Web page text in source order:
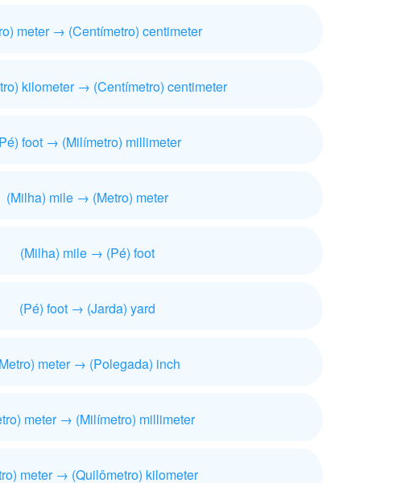
meter → (Centímetro) centimeter
kilometer → (Centímetro) centimeter
foot → (Milímetro) millimeter
(Milha) mile → (Metro) meter
(Milha) mile → (Pé) foot
(Pé) foot → (Jarda) yard
meter → (Polegada) inch
meter → (Milímetro) millimeter
meter → (Quilômetro) kilometer